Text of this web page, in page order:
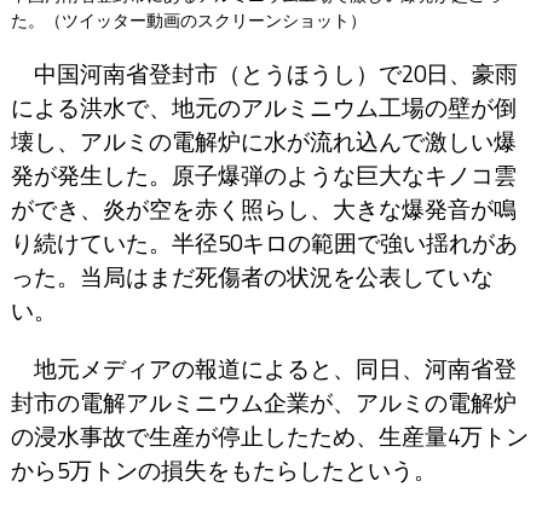
た。（ツイッター動画のスクリーンショット）
中国河南省登封市（とうほうし）で20日、豪雨
による洪水で、地元のアルミニウム工場の壁が倒
壊し、アルミの電解炉に水が流れ込んで激しい爆
発が発生した。原子爆弾のような巨大なキノコ雲
ができ、炎が空を赤く照らし、大きな爆発音が鳴
り続けていた。半径50キロの範囲で強い揺れがあ
った。当局はまだ死傷者の状況を公表していな
い。
地元メディアの報道によると、同日、河南省登
封市の電解アルミニウム企業が、アルミの電解炉
の浸水事故で生産が停止したため、生産量4万トン
から5万トンの損失をもたらしたという。